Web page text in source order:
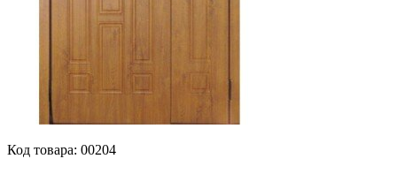
Код товара: 00204